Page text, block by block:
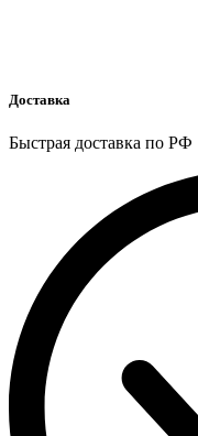
Доставка
Быстрая доставка по РФ